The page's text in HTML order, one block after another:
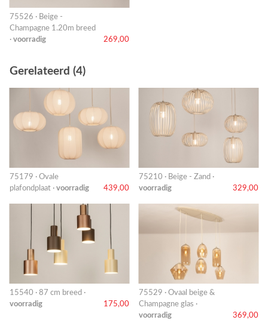
75526 · Beige -
Champagne 1.20m breed
· voorradig 269,00
Gerelateerd (4)
75179 · Ovale
plafondplaat · voorradig 439,00
75210 · Beige - Zand ·
voorradig
329,00
15540 · 87 cm breed ·
voorradig
175,00
75529 · Ovaal beige &
Champagne glas ·
voorradig
369,00